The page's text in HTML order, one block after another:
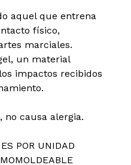
aquel que entrena
físico,
marciales.
un material
impactos recibidos
no causa alergia.
POR UNIDAD